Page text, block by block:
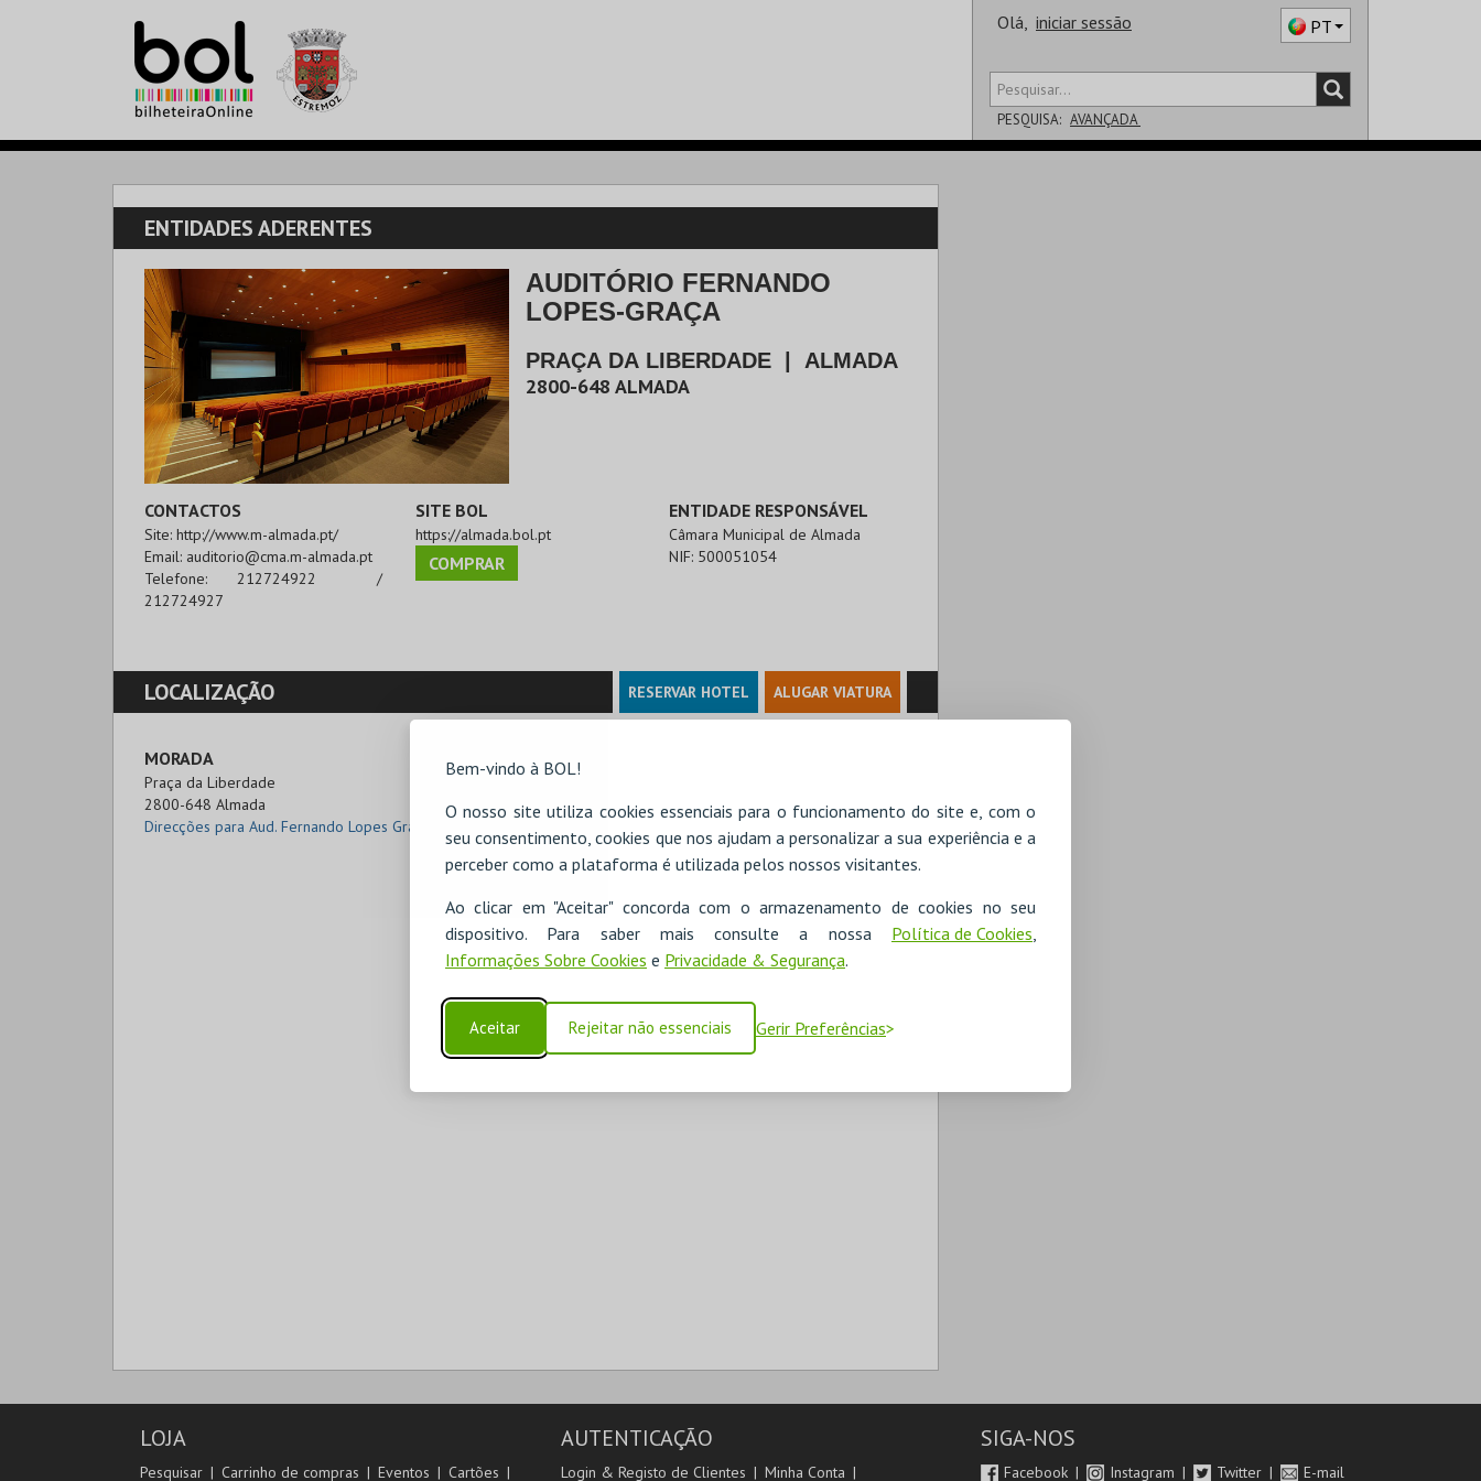
Bem-vindo à BOL!
O nosso site utiliza cookies essenciais para o funcionamento do site e, com o
seu consentimento, cookies que nos ajudam a personalizar a sua experiência e a
perceber como a plataforma é utilizada pelos nossos visitantes.
Ao clicar em "Aceitar" concorda com o armazenamento de cookies no seu
dispositivo. Para saber mais consulte a nossa Política de Cookies,
Informações Sobre Cookies e Privacidade & Segurança.
Aceitar Rejeitar não essenciais Gerir Preferências
Olá, iniciar sessão PT
PESQUISA: AVANÇADA
ENTIDADES ADERENTES
AUDITÓRIO FERNANDO
LOPES-GRAÇA
PRAÇA DA LIBERDADE ALMADA
2800-648 ALMADA
CONTACTOS
Site: http://www.m-almada.pt/
Email: auditorio@cma.m-almada.pt
Telefone:212724922 /
212724927
SITE BOL
https://almada.bol.pt
COMPRAR
ENTIDADE RESPONSÁVEL
Câmara Municipal de Almada
NIF: 500051054
LOCALIZAÇÃO RESERVAR HOTEL ALUGAR VIATURA
MORADA
Praça da Liberdade
2800-648 Almada
Direcções para Aud. Fernando Lopes Graça
LOJA
Pesquisar Carrinho de compras Eventos Cartões
AUTENTICAÇÃO
Login & Registo de Clientes Minha Conta
SIGA-NOS
Facebook Instagram Twitter E-mail